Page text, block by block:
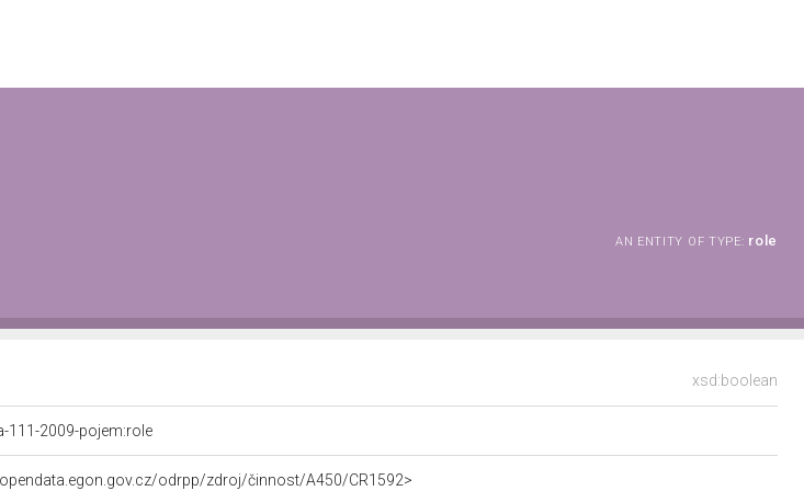
AN ENTITY OF TYPE: role
xsd:boolean
111-2009-pojem:role
odrpp/zdroj/činnost/A450/CR1592>